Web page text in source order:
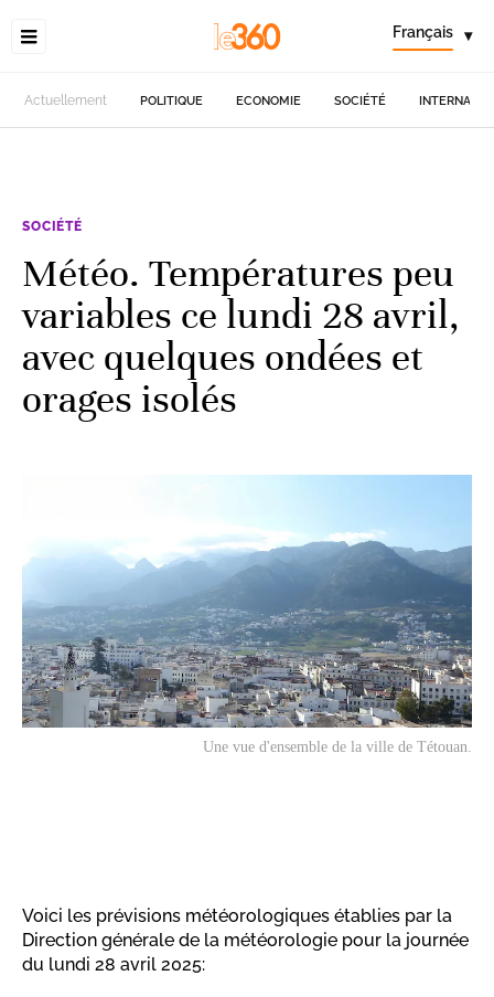
Français ▾
Actuellement POLITIQUE ECONOMIE SOCIÉTÉ
SOCIÉTÉ
Météo. Températures peu
variables ce lundi 28 avril,
avec quelques ondées et
orages isolés
Une vue d'ensemble de la ville de Tétouan.
Voici les prévisions météorologiques établies par la
Direction générale de la météorologie pour la journée
du lundi 28 avril 2025: